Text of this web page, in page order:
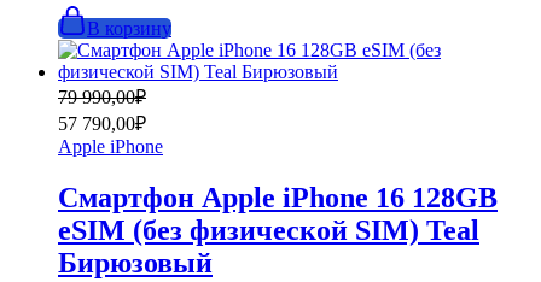
В корзину
79 990,00₽
Первоначальная
цена
составляла
79
57 790,00₽
Текущая
цена:
57
790,00₽.
Apple iPhone
Смартфон Apple iPhone 16 128GB
eSIM (без физической SIM) Teal
Бирюзовый